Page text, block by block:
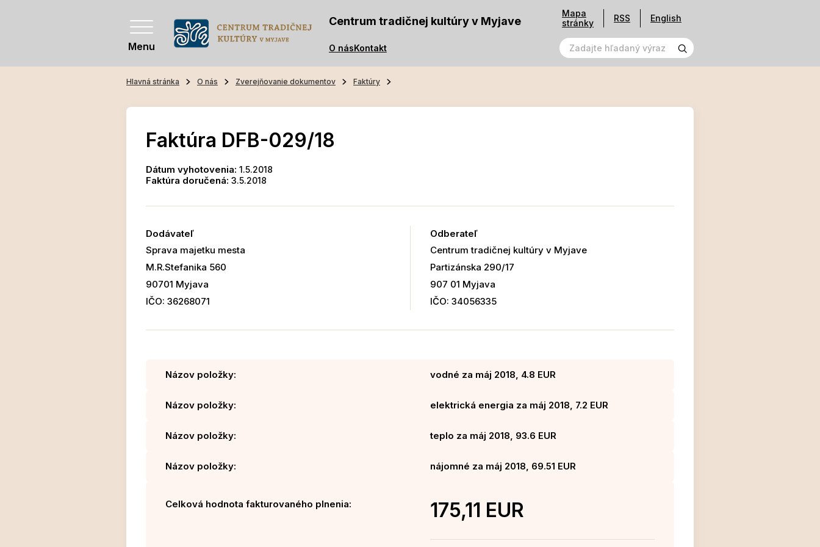
Menu
Centrum tradičnej kultúry v Myjave
O násKontakt
Mapa
stránky
RSS English
Hlavná stránka O nás Zverejňovanie dokumentov Faktúry
Faktúra DFB-029/18
Dátum vyhotovenia: 1.5.2018
Faktúra doručená: 3.5.2018
Dodávateľ
Sprava majetku mesta
M.R.Stefanika 560
90701 Myjava
IČO: 36268071
Odberateľ
Centrum tradičnej kultúry v Myjave
Partizánska 290/17
907 01 Myjava
IČO: 34056335
Názov položky: vodné za máj 2018, 4.8 EUR
Názov položky: elektrická energia za máj 2018, 7.2 EUR
Názov položky: teplo za máj 2018, 93.6 EUR
Názov položky: nájomné za máj 2018, 69.51 EUR
Celková hodnota fakturovaného plnenia: 175,11 EUR